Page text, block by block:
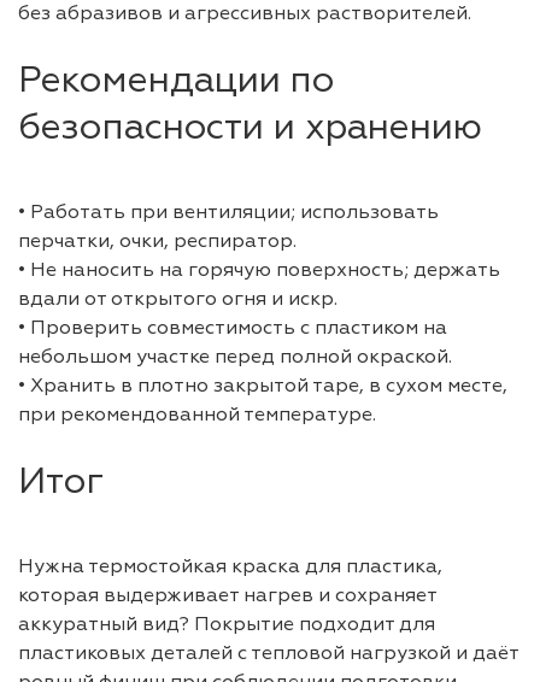
без абразивов и агрессивных растворителей.
Рекомендации по
безопасности и хранению
• Работать при вентиляции; использовать
перчатки, очки, респиратор.
• Не наносить на горячую поверхность; держать
вдали от открытого огня и искр.
• Проверить совместимость с пластиком на
небольшом участке перед полной окраской.
• Хранить в плотно закрытой таре, в сухом месте,
при рекомендованной температуре.
Итог
Нужна термостойкая краска для пластика,
которая выдерживает нагрев и сохраняет
аккуратный вид? Покрытие подходит для
пластиковых деталей с тепловой нагрузкой и даёт